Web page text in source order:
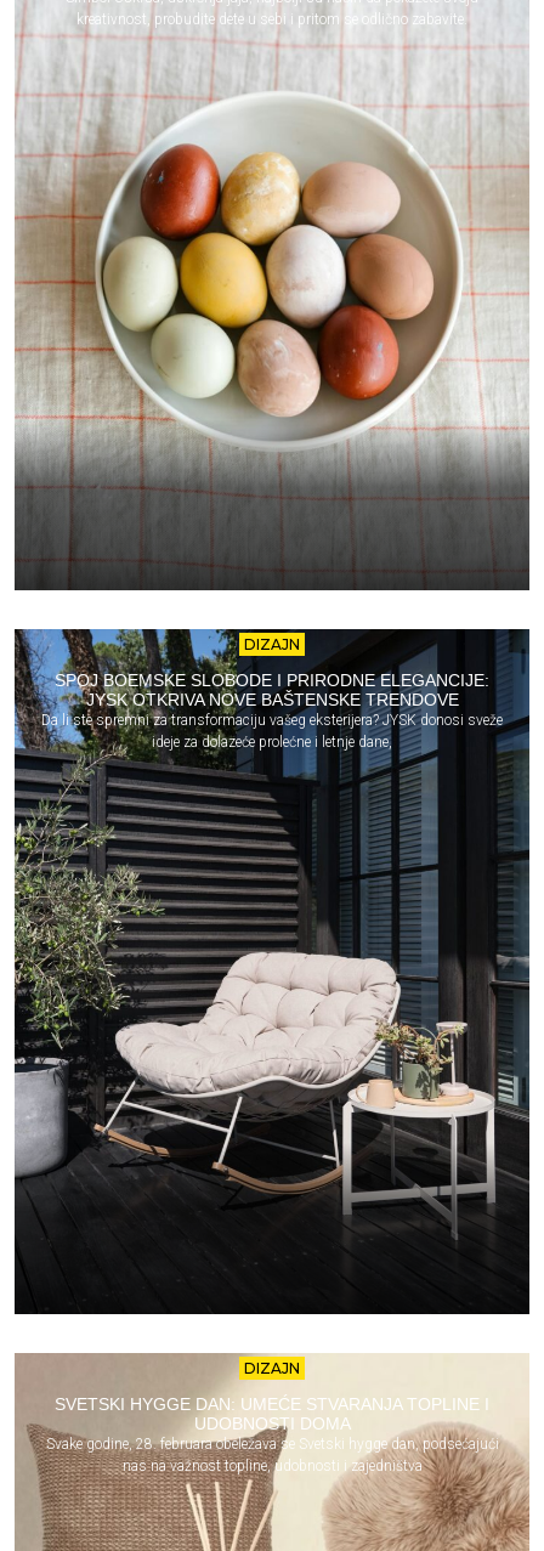
kreativnost, probudite dete u sebi i pritom se odlično zabavite.
DIZAJN
SPOJ BOEMSKE SLOBODE I PRIRODNE ELEGANCIJE:
JYSK OTKRIVA NOVE BAŠTENSKE TRENDOVE
Da li ste spremni za transformaciju vašeg eksterijera? JYSK donosi sveže
ideje za dolazeće prolećne i letnje dane,
DIZAJN
SVETSKI HYGGE DAN: UMEĆE STVARANJA TOPLINE I
UDOBNOSTI DOMA
Svake godine, 28. februara obeležava se Svetski hygge dan, podsećajući
nas na važnost topline, udobnosti i zajedništva